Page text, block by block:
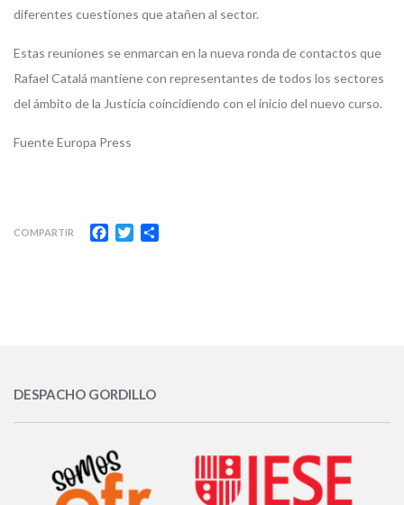
diferentes cuestiones que atañen al sector.
Estas reuniones se enmarcan en la nueva ronda de contactos que
Rafael Catalá mantiene con representantes de todos los sectores
del ámbito de la Justicia coincidiendo con el inicio del nuevo curso.
Fuente Europa Press
COMPARTIR Facebook
Twitter
DESPACHO GORDILLO